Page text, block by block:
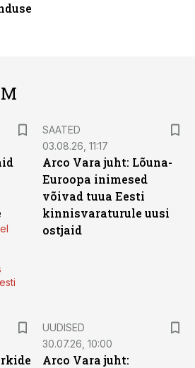
SAATED
03.08.26, 11:17
Arco Vara juht: Lõuna-
Euroopa inimesed
võivad tuua Eesti
kinnisvaraturule uusi
ostjaid
UUDISED
30.07.26, 10:00
Arco Vara juht: